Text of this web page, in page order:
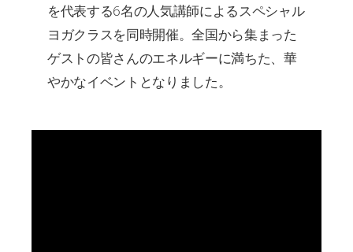
を代表する6名の人気講師によるスペシャル
ヨガクラスを同時開催。全国から集まった
ゲストの皆さんのエネルギーに満ちた、華
やかなイベントとなりました。